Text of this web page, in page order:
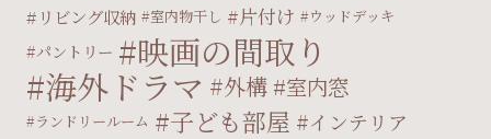
リビング収納
室内物干し 片付け ウッドデッキ
パントリー 映画の間取り
海外ドラマ 外構 室内窓
ランドリールーム 子ども部屋 インテリア